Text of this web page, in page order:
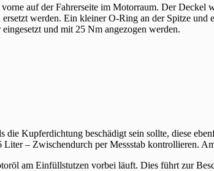
auf der Fahrerseite im Motorraum. Der
werden. Ein kleiner O-Ring an der Spitze
und mit 25 Nm angezogen werden.
die Kupferdichtung beschädigt sein sollte, diese
– Zwischendurch per Messstab kontrollieren.
am Einfüllstutzen vorbei läuft. Dies führt zur